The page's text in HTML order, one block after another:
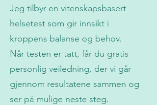
Jeg tilbyr en vitenskapsbasert
helsetest som gir innsikt i
kroppens balanse og behov.
Når testen er tatt, får du gratis
personlig veiledning, der vi går
gjennom resultatene sammen og
ser på mulige neste steg.